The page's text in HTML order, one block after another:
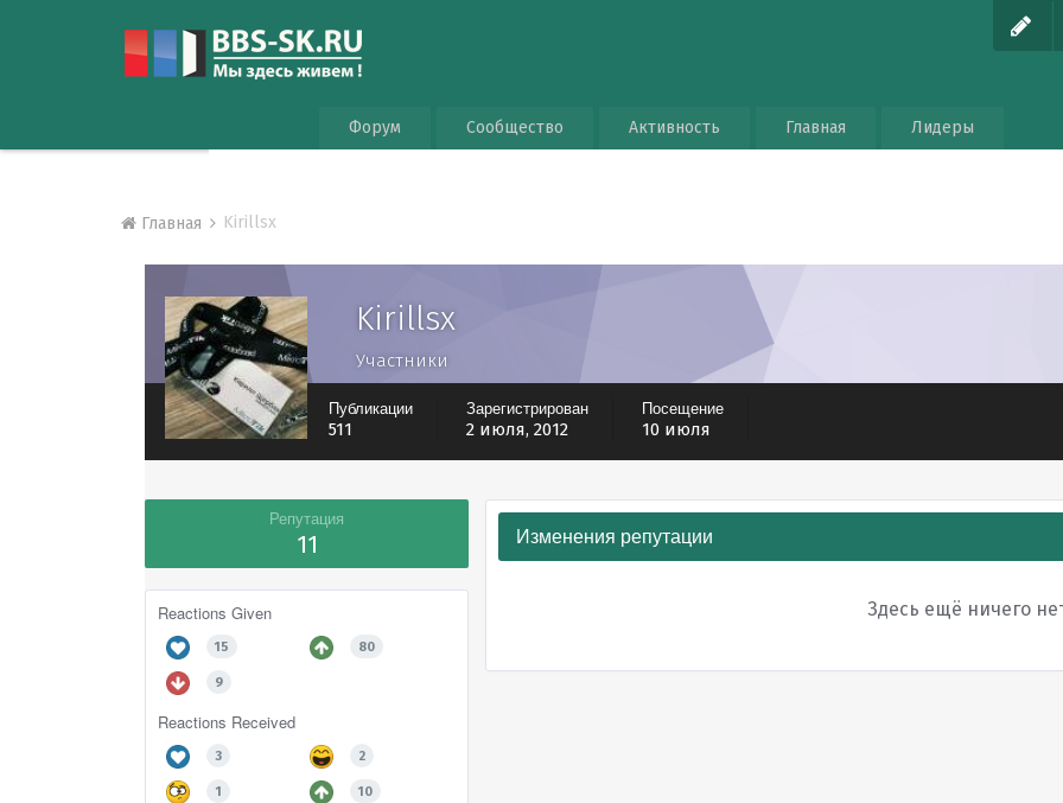
Форум Сообщество Активность Главная Лидеры
Главная Kirillsx
Kirillsx
Участники
Публикации
511
Зарегистрирован
2 июля, 2012
Посещение
10 июля
Репутация
11
Reactions Given
15 80
9
Reactions Received
3 2
1 10
Изменения репутации
Здесь ещё ничего